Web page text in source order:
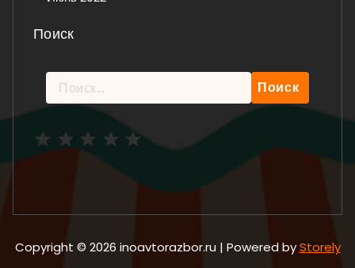
Поиск
Найти:
Copyright © 2026 inoavtorazbor.ru | Powered byStorely